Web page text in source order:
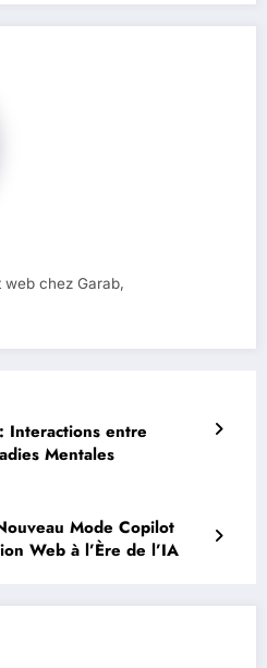
web chez Garab,
Interactions entre
Mentales
Mode Copilot
Web à l’Ère de l’IA